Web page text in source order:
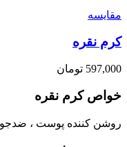
مقایسه
کرم نقره
597,000 تومان
خواص کرم نقره
روشن کننده پوست ،